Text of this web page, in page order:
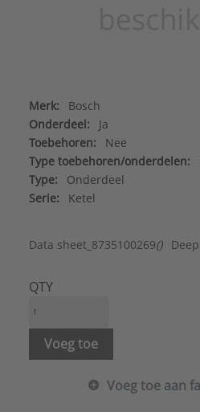
Merk:
Bosch
Onderdeel:
Ja
Toebehoren:
Nee
Type toebehoren/onderdelen:
Type:
Onderdeel
Serie:
Ketel
Data sheet_8735100269()
QTY
Voeg toe
Voeg toe aan